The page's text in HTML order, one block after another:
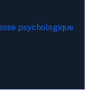
psychologique